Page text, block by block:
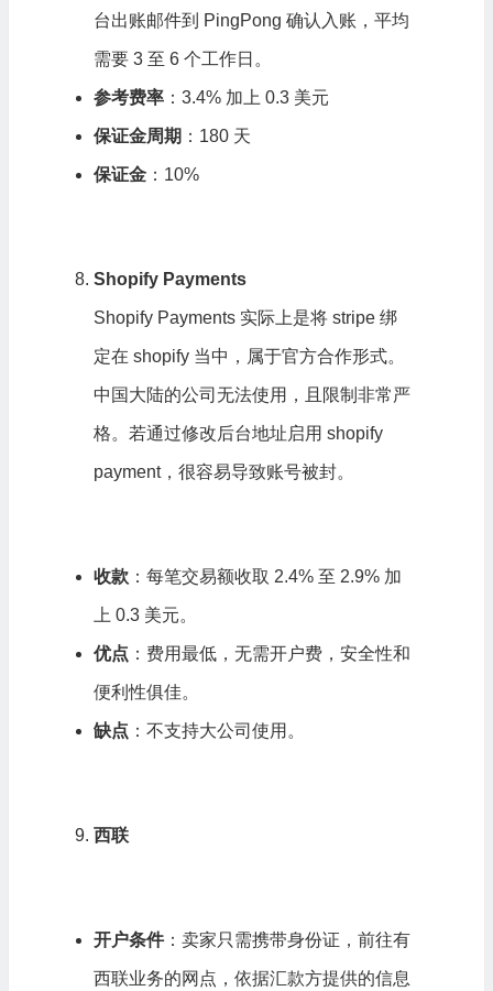
台出账邮件到 PingPong 确认入账，平均
需要 3 至 6 个工作日。
参考费率：3.4% 加上 0.3 美元
保证金周期 ：180 天
保证金：10%
Shopify Payments
Shopify Payments 实际上是将 stripe 绑
定在 shopify 当中，属于官方合作形式。
中国大陆的公司无法使用，且限制非常严
格。若通过修改后台地址启用 shopify
payment，很容易导致账号被封。
收款：每笔交易额收取 2.4% 至 2.9% 加
上 0.3 美元。
优点 ：费用最低，无需开户费，安全性和
便利性俱佳。
缺点 ：不支持大公司使用。
西联
开户条件：卖家只需携带身份证，前往有
西联业务的网点，依据汇款方提供的信息